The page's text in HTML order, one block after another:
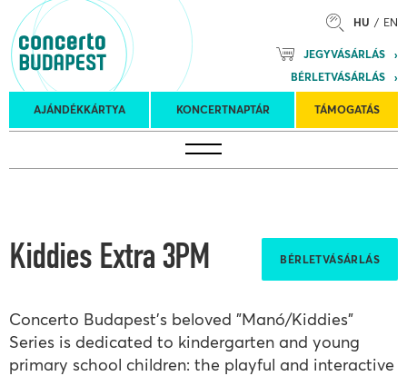
HU EN
JEGYVÁSÁRLÁS
BÉRLETVÁSÁRLÁS
AJÁNDÉKKÁRTYA KONCERTNAPTÁR TÁMOGATÁS
Koncertnaptár
turnék
Kulturális
Program
Felkéréses
koncertek
BÉRLETVÁSÁRLÁS
Kiddies Extra 3PM
Concerto Budapest's beloved "Manó/Kiddies"
Series is dedicated to kindergarten and young
primary school children: the playful and interactive